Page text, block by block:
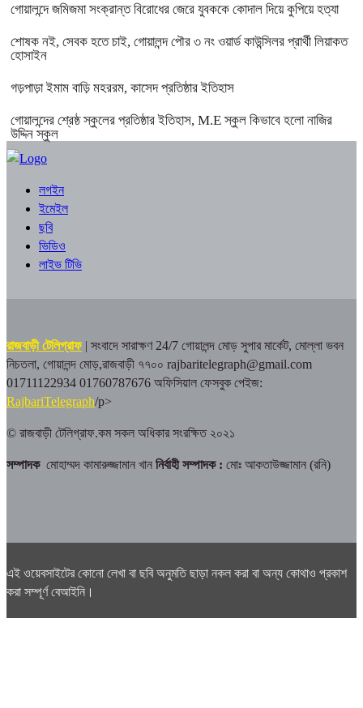
গোয়ালন্দে জমিজমা সংক্রান্ত বিরোধের জেরে যুবককে কোদাল দিয়ে কুপিয়ে হত্যা
শোষক নই, সেবক হতে চাই, গোয়ালন্দ পৌর ৩ নং ওয়ার্ড কাউন্সিলর প্রার্থী লিয়াকত
হোসাইন
গড়পাড়া ইমাম বাড়ি মহররম, কাসেদ প্রতিষ্ঠার ইতিহাস
গোয়ালন্দের শ্রেষ্ঠ স্কুলের প্রতিষ্ঠার ইতিহাস, M.E স্কুল কিভাবে হলো নাজির
উদ্দিন স্কুল
লগইন
ইমেইল
ছবি
ভিডিও
লাইভ টিভি
রাজবাড়ী টেলিগ্রাফ | সংবাদে সারাক্ষণ 24/7 গোয়ালন্দ মোড় সুপার মার্কেট, মোল্লা ভবন
নিচতলা, গোয়ালন্দ মোড়,রাজবাড়ী ৭৭০০ rajbaritelegraph@gmail.com
01711122934 01760787676 অফিসিয়াল ফেসবুক পেইজ:
RajbariTelegraph/p>
© রাজবাড়ী টেলিগ্রাফ.কম সকল অধিকার সংরক্ষিত ২০২১
সম্পাদক মোহাম্মদ কামারুজ্জামান খান নির্বাহী সম্পাদক : মোঃ আকতাউজ্জামান (রনি)
এই ওয়েবসাইটের কোনো লেখা বা ছবি অনুমতি ছাড়া নকল করা বা অন্য কোথাও প্রকাশ
করা সম্পূর্ণ বেআইনি।